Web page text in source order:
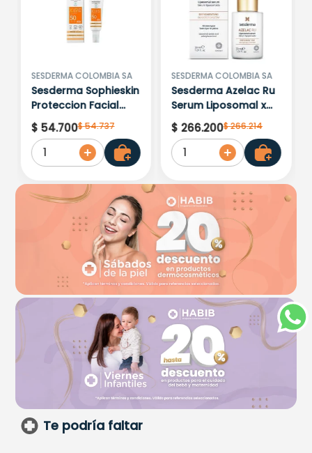
Más reciente
SESDERMA COLOMBIA SA
Sesderma Sophieskin
Proteccion Facial
Kids Hypoallergenic
Spf 500 Moisturising
$ 54.700$54.737
1
SESDERMA COLOMBIA SA
Sesderma Azelac Ru
Serum Liposomal x
30ml
$ 266.200$266.214
1
Te podría faltar